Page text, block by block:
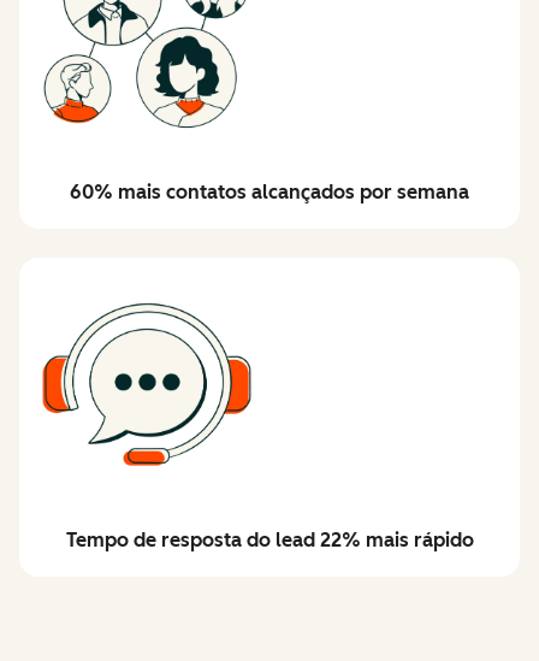
60% mais contatos alcançados por semana
Tempo de resposta do lead 22% mais rápido